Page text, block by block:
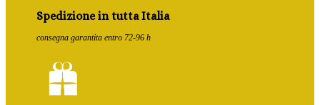
Spedizione in tutta Italia
consegna garantita entro 72-96 h